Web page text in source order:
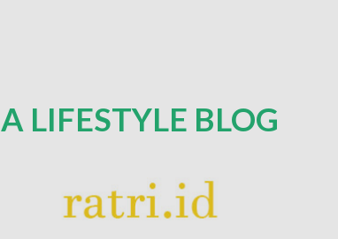
A LIFESTYLE BLOG